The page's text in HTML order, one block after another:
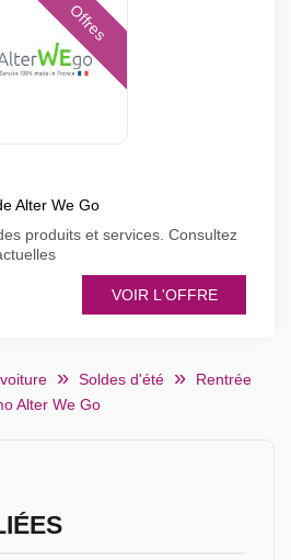
Offres
Alter We Go
produits et services. Consultez
VOIR L'OFFRE
Soldes d'été
Rentrée
Alter We Go